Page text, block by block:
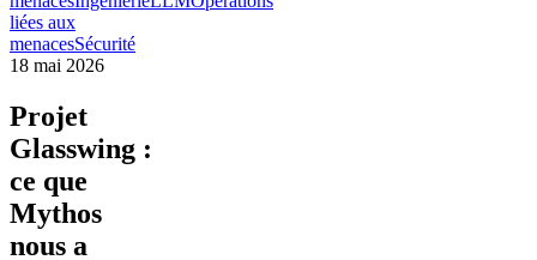
liées aux
menacesSécurité
18 mai 2026
Projet
Glasswing :
ce que
Mythos
nous a